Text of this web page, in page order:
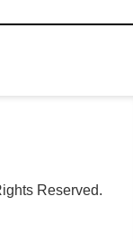
Reserved.